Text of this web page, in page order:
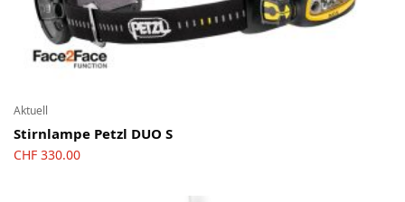
Aktuell
Stirnlampe Petzl DUO S
CHF 330.00